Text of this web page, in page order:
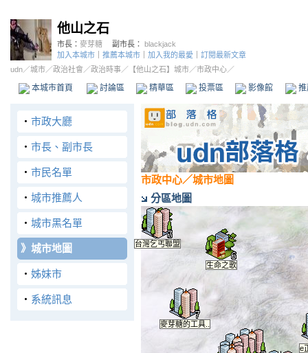
他山之石
市長： 麥芽糖 副市長： blackjack
加入本城市
推薦本城市 加入我的最愛
訂閱最新文章
udn／城市／政治社會 ／政治時事／ 【他山之石】城市／市政中心／
本城市首頁 討論區 精華區 投票區 影像館
‧ 市政大廳
‧ 市長、副市長
‧ 市民名單
‧ 城市推薦人
‧ 城市黑名單
》 城市地圖
‧ 姊妹市
‧ 系統訊息
市政中心／城市地圖
分區地圖
生命之歌
麥芽糖的工具..
台灣乞丐聯盟
e
愛戀BL